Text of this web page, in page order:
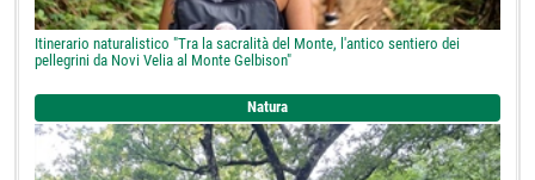
Itinerario naturalistico "Tra la sacralità del Monte, l'antico sentiero dei
pellegrini da Novi Velia al Monte Gelbison"
Natura